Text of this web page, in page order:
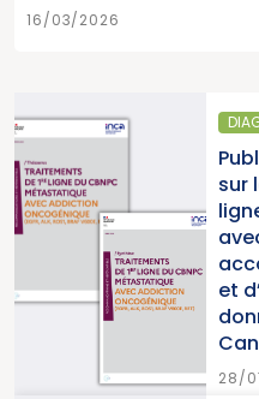
16/03/2026
DIAGNOSTIC ET
Publication
sur les
ligne du
avec
accompagné
et d’une
données
28/07/2026